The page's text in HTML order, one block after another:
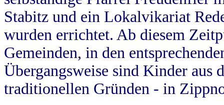
Stabitz und ein Lokalvikariat
wurden errichtet. Ab diesem
Gemeinden, in den
Übergangsweise sind Kinder aus
traditionellen Gründen - in